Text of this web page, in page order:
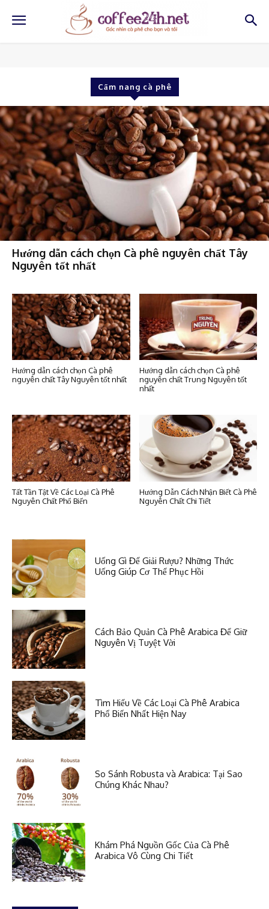
Cẩm nang cà phê
Hướng dẫn cách chọn Cà phê nguyên chất Tây
Nguyên tốt nhất
Hướng dẫn cách chọn Cà phê
nguyên chất Tây Nguyên tốt nhất
Hướng dẫn cách chọn Cà phê
nguyên chất Trung Nguyên tốt
nhất
Tất Tần Tật Về Các Loại Cà Phê
Nguyên Chất Phổ Biến
Hướng Dẫn Cách Nhận Biết Cà Phê
Nguyên Chất Chi Tiết
Uống Gì Để Giải Rượu? Những Thức
Uống Giúp Cơ Thể Phục Hồi
Cách Bảo Quản Cà Phê Arabica Để Giữ
Nguyên Vị Tuyệt Vời
Tìm Hiểu Về Các Loại Cà Phê Arabica
Phổ Biến Nhất Hiện Nay
So Sánh Robusta và Arabica: Tại Sao
Chúng Khác Nhau?
Khám Phá Nguồn Gốc Của Cà Phê
Arabica Vô Cùng Chi Tiết